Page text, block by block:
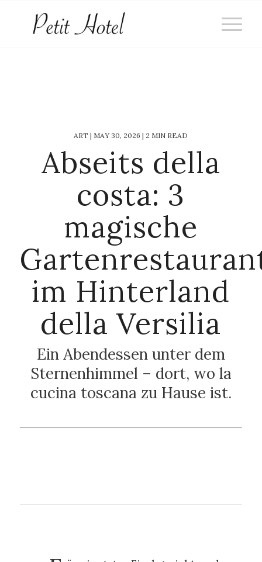
ART | MAY 30, 2026 | 2 MIN READ
Abseits della
costa: 3
magische
im Hinterland
della Versilia
Ein Abendessen unter dem
Sternenhimmel – dort, wo la
cucina toscana zu Hause ist.